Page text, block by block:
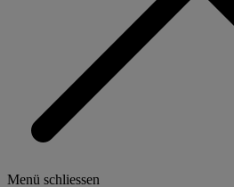
Menü schliessen